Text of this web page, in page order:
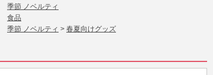
季節 ノベルティ
食品
季節 ノベルティ > 春夏向けグッズ